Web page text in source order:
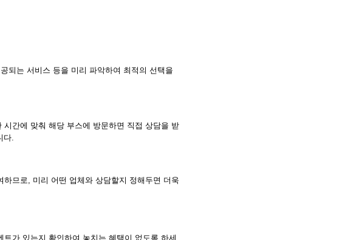
되는 서비스 등을 미리 파악하여 최적의 선택을
간에 맞춰 해당 부스에 방문하면 직접 상담을 받
.
므로, 미리 어떤 업체와 상담할지 정해두면 더욱
가 있는지 확인하여 놓치는 혜택이 없도록 하세